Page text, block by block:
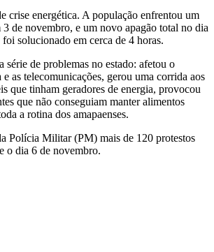
crise energética. A população enfrentou um
3 de novembro, e um novo apagão total no dia
solucionado em cerca de 4 horas.
série de problemas no estado: afetou o
as telecomunicações, gerou uma corrida aos
que tinham geradores de energia, provocou
que não conseguiam manter alimentos
a rotina dos amapaenses.
Polícia Militar (PM) mais de 120 protestos
o dia 6 de novembro.